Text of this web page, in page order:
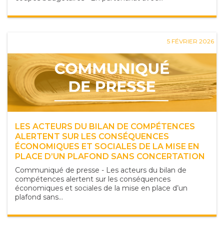
5 FÉVRIER 2026
LES ACTEURS DU BILAN DE COMPÉTENCES
ALERTENT SUR LES CONSÉQUENCES
ÉCONOMIQUES ET SOCIALES DE LA MISE EN
PLACE D’UN PLAFOND SANS CONCERTATION
Communiqué de presse - Les acteurs du bilan de
compétences alertent sur les conséquences
économiques et sociales de la mise en place d’un
plafond sans...